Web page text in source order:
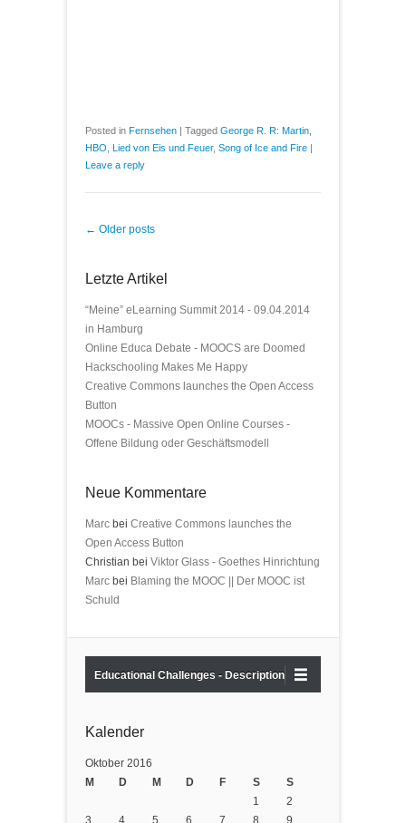
Posted in Fernsehen | Tagged George R. R: Martin
HBO Lied von Eis und Feuer, Song of Ice and Fire |
Leave a reply
Post navigation
← Older posts
Letzte Artikel
“Meine” eLearning Summit 2014 - 09.04.2014
in Hamburg
Online Educa Debate - MOOCS are Doomed
Hackschooling Makes Me Happy
Creative Commons launches the Open Access
Button
MOOCs - Massive Open Online Courses -
Offene Bildung oder Geschäftsmodell
Neue Kommentare
Marc bei Creative Commons launches the
Open Access Button
Christian bei Viktor Glass - Goethes Hinrichtung
Marc bei Blaming the MOOC || Der MOOC ist
Schuld
Educational Challenges - Description
Kalender
Oktober 2016
M
D M D F S S
1
2
3
4 5 6 7 8
9